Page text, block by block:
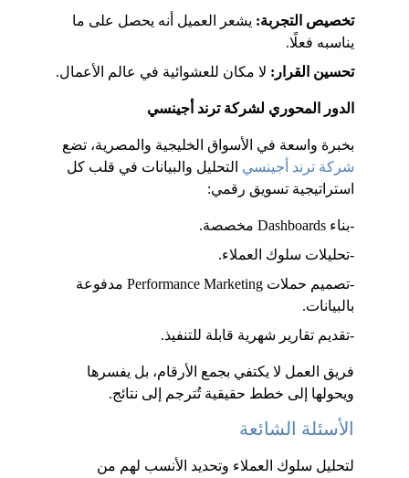
تخصيص التجربة: يشعر العميل أنه يحصل على ما
يناسبه فعلًا.
تحسين القرار: لا مكان للعشوائية في عالم الأعمال.
الدور المحوري لشركة ترند أجينسي
بخبرة واسعة في الأسواق الخليجية والمصرية، تضع
شركة ترند أجينسي التحليل والبيانات في قلب كل
استراتيجية تسويق رقمي:
-بناء Dashboards مخصصة.
-تحليلات سلوك العملاء.
-تصميم حملات Performance Marketing مدفوعة
بالبيانات.
-تقديم تقارير شهرية قابلة للتنفيذ.
فريق العمل لا يكتفي بجمع الأرقام، بل يفسرها
ويحولها إلى خطط حقيقية تُترجم إلى نتائج.
الأسئلة الشائعة
لتحليل سلوك العملاء وتحديد الأنسب لهم من